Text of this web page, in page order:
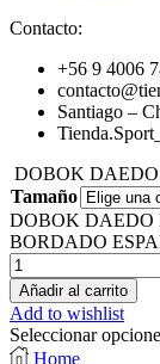
Contacto:
+56 9 4006
Santiago –
DOBOK
Tamaño
DOBOK DAEDO
BORDADO
Añadir al carrito
Add to wishlist
Seleccionar
Home